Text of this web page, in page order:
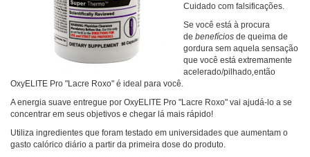
Cuidado com falsificações.
Se você está à procura
de benefícios de queima de
gordura sem aquela sensação
que você está extremamente
acelerado/pilhado então
OxyELITE Pro "Lacre Roxo" é ideal para você.
A energia suave entregue por OxyELITE Pro "Lacre Roxo" vai ajudá-lo a se
concentrar em seus objetivos e chegar lá mais rápido!
Utiliza ingredientes que foram testado em universidades que aumentam o
gasto calórico diário a partir da primeira dose do produto.